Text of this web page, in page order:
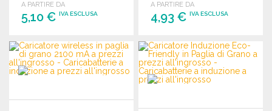
A PARTIRE DA
5,10 € IVA ESCLUSA
ORDINARE
Richiedi un preventivo
A PARTIRE DA
4,93 €IVA ESCLUSA
ORDINARE
Richiedi un preventivo